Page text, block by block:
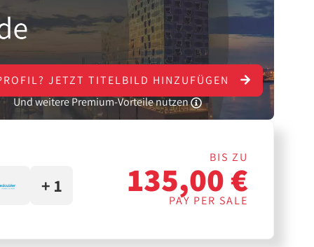
JETZT TITELBILD HINZUFÜGEN
Und weitere Premium-Vorteile nutzen
+ 1
BIS ZU
135,00 €
PAY PER SALE